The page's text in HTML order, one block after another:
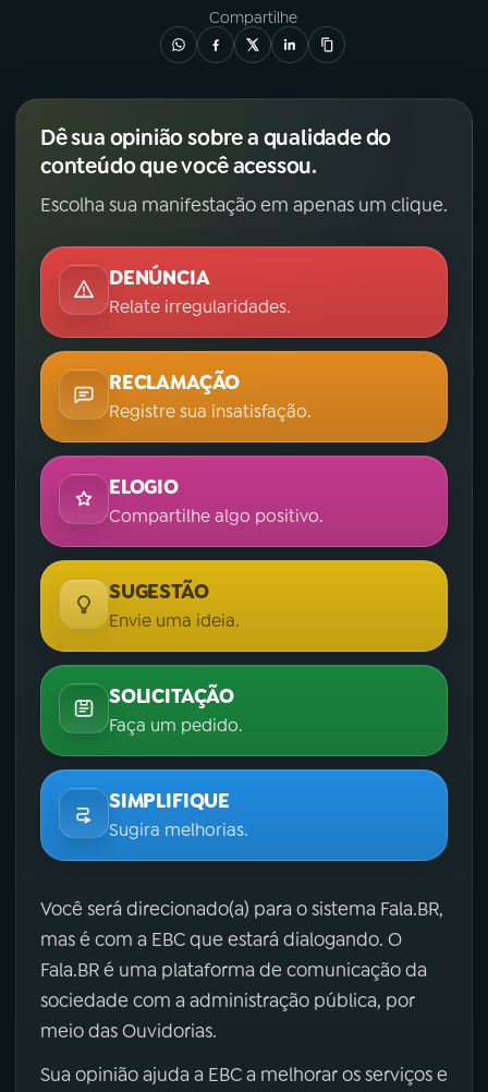
ACOMPANHE A RÁDIO NACIONAL
Facebook
TikTok
Compartilhe
Dê sua opinião sobre a qualidade do
conteúdo que você acessou.
Escolha sua manifestação em apenas um clique.
DENÚNCIA
Relate irregularidades.
RECLAMAÇÃO
Registre sua insatisfação.
ELOGIO
Compartilhe algo positivo.
SUGESTÃO
Envie uma ideia.
SOLICITAÇÃO
Faça um pedido.
SIMPLIFIQUE
Sugira melhorias.
Você será direcionado(a) para o sistema Fala.BR,
mas é com a EBC que estará dialogando. O
Fala.BR é uma plataforma de comunicação da
sociedade com a administração pública, por
meio das Ouvidorias.
Sua opinião ajuda a EBC a melhorar os serviços e